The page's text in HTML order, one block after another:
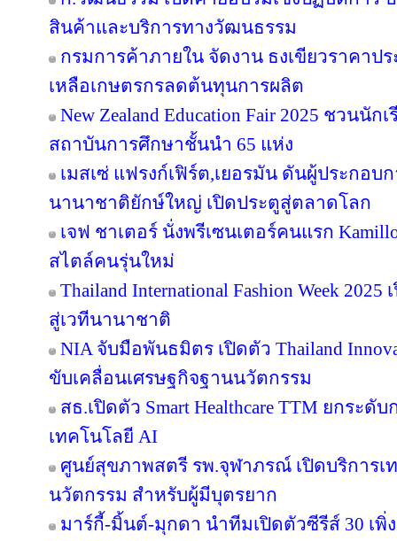
สินค้าและบริการทางวัฒนธรรม
กรมการค้าภายใน จัดงาน ธงเขียวราคาป
เหลือเกษตรกรลดต้นทุนการผลิต
New Zealand Education Fair 2025 ชวนนั
สถาบันการศึกษาชั้นนำ 65 แห่ง
เมสเซ่ แฟรงก์เฟิร์ต,เยอรมัน ดันผู้ประกอบ
นานาชาติยักษ์ใหญ่ เปิดประตูสู่ตลาดโลก
เจฟ ชาเตอร์ นั่งพรีเซนเตอร์คนแรก
สไตล์คนรุ่นใหม่
Thailand International Fashion Week
สู่เวทีนานาชาติ
NIA จับมือพันธมิตร เปิดตัว Thailand
ขับเคลื่อนเศรษฐกิจฐานนวัตกรรม
สธ.เปิดตัว Smart Healthcare TTM ยกระ
เทคโนโลยี AI
ศูนย์สุขภาพสตรี รพ.จุฬาภรณ์ เปิดบริการเ
นวัตกรรม สำหรับผู้มีบุตรยาก
มาร์กี้-มิ้นต์-มุกดา นำทีมเปิดตัวซีรีส์ 30 เพิ่